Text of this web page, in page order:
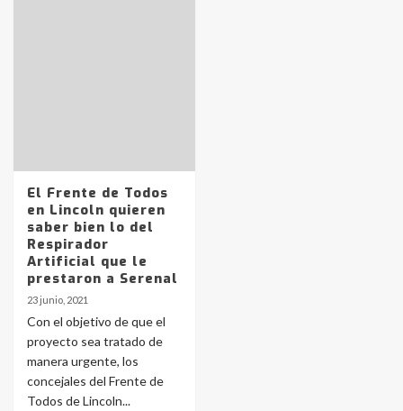
El Frente de Todos
en Lincoln quieren
saber bien lo del
Respirador
Artificial que le
prestaron a Serenal
23 junio, 2021
Con el objetivo de que el
proyecto sea tratado de
manera urgente, los
concejales del Frente de
Todos de Lincoln...
4
5
Los precios de los combustibles en
La Pampa, desde YPF hasta Axion
6
La Bolsa de Cereales de Bahía
Blanca anticipa que Agosto vendrá
con lluvias y heladas, en gran parte
de la provincia